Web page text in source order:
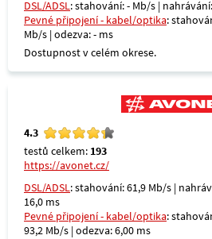
DSL/ADSL: stahování: - Mb/s |
Pevné připojení - kabel/optika:
Mb/s | odezva: - ms
Dostupnost v celém okrese.
4.3
testů celkem: 193
https://avonet.cz/
DSL/ADSL: stahování: 61,9 Mb/s |
16,0 ms
Pevné připojení - kabel/optika:
93,2 Mb/s | odezva: 6,00 ms